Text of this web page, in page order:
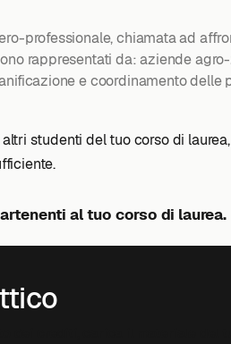
professionale, chiamata ad
rappresentati da: aziende
e coordinamento delle
studenti del tuo corso di
al tuo corso di laurea.